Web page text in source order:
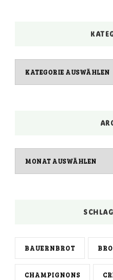
BAUERNBROT
CHAMPIGNONS